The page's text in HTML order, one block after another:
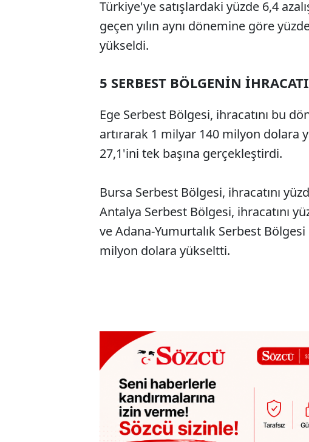
Türkiye'ye satışlardaki yüzde 6,4
geçen yılın aynı dönemine göre
yükseldi.
5 SERBEST BÖLGENİN
Ege Serbest Bölgesi, ihracatını bu
artırarak 1 milyar 140 milyon dolara
27,1'ini tek başına gerçekleştirdi.
Bursa Serbest Bölgesi, ihracatını
Antalya Serbest Bölgesi, ihracatını
ve Adana-Yumurtalık Serbest
milyon dolara yükseltti.